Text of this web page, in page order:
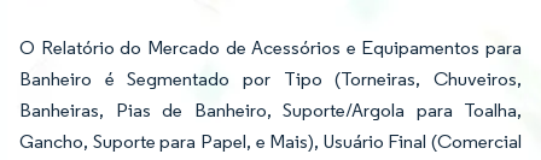
O Relatório do Mercado de Acessórios e Equipamentos para
Banheiro é Segmentado por Tipo (Torneiras, Chuveiros,
Banheiras, Pias de Banheiro, Suporte/Argola para Toalha,
Gancho, Suporte para Papel, e Mais), Usuário Final (Comercial